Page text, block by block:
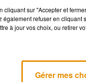
d'une maison à
vitese dans la
éléments de
sont morts dans
stupéfiants ont été
cliquant sur "Accepter et
également refuser en
à jour vos choix, ou retirer
Gérer mes